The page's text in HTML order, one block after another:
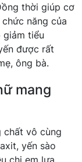
thời giúp cơ
năng của
giảm tiểu
được rất
ông bà.
mang
chất vô cùng
yến sào